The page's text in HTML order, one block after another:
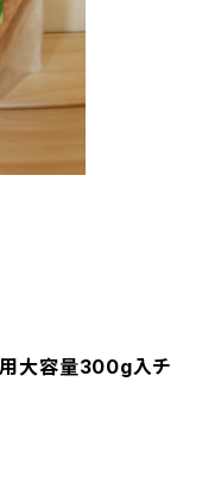
用大容量300g入チ